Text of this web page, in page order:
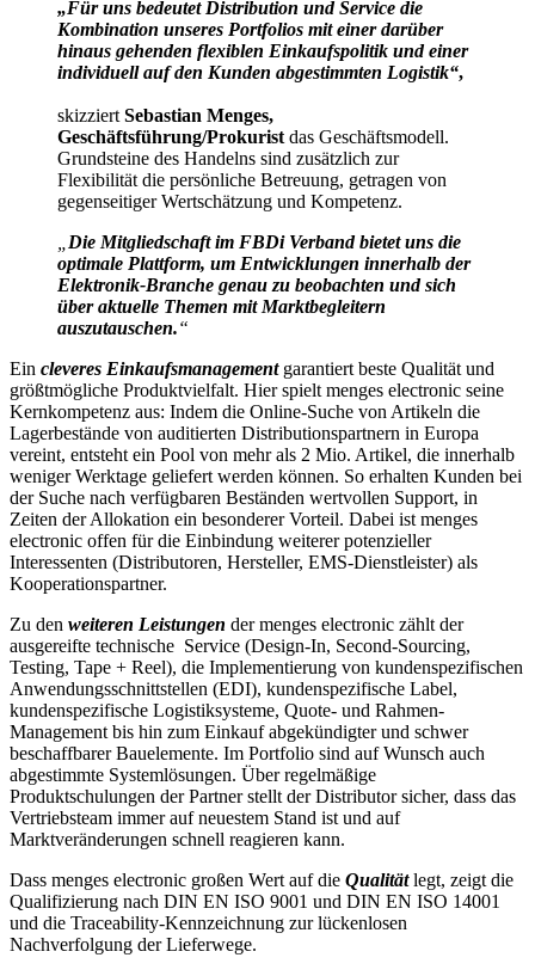
„Für uns bedeutet Distribution und Service die
Kombination unseres Portfolios mit einer darüber
hinaus gehenden flexiblen Einkaufspolitik und einer
individuell auf den Kunden abgestimmten Logistik“,
skizziert Sebastian Menges,
Geschäftsführung/Prokurist das Geschäftsmodell.
Grundsteine des Handelns sind zusätzlich zur
Flexibilität die persönliche Betreuung, getragen von
gegenseitiger Wertschätzung und Kompetenz.
Die Mitgliedschaft im FBDi Verband bietet uns die
optimale Plattform, um Entwicklungen innerhalb der
Elektronik-Branche genau zu beobachten und sich
über aktuelle Themen mit Marktbegleitern
auszutauschen.“
Ein cleveres Einkaufsmanagementgarantiert beste Qualität und
größtmögliche Produktvielfalt. Hier spielt menges electronic seine
Kernkompetenz aus: Indem die Online-Suche von Artikeln die
Lagerbestände von auditierten Distributionspartnern in Europa
vereint, entsteht ein Pool von mehr als 2 Mio. Artikel, die innerhalb
weniger Werktage geliefert werden können. So erhalten Kunden bei
der Suche nach verfügbaren Beständen wertvollen Support, in
Zeiten der Allokation ein besonderer Vorteil. Dabei ist menges
electronic offen für die Einbindung weiterer potenzieller
Interessenten (Distributoren, Hersteller, EMS-Dienstleister) als
Kooperationspartner.
Zu den weiteren Leistungen der menges electronic zählt der
ausgereifte technische Service (Design-In, Second-Sourcing,
Testing, Tape + Reel), die Implementierung von kundenspezifischen
Anwendungsschnittstellen (EDI), kundenspezifische Label,
kundenspezifische Logistiksysteme, Quote- und Rahmen-
Management bis hin zum Einkauf abgekündigter und schwer
beschaffbarer Bauelemente. Im Portfolio sind auf Wunsch auch
abgestimmte Systemlösungen. Über regelmäßige
Produktschulungen der Partner stellt der Distributor sicher, dass das
Vertriebsteam immer auf neuestem Stand ist und auf
Marktveränderungen schnell reagieren kann.
Dass menges electronic großen Wert auf die Qualität legt, zeigt die
Qualifizierung nach DIN EN ISO 9001 und DIN EN ISO 14001
und die Traceability-Kennzeichnung zur lückenlosen
Nachverfolgung der Lieferwege.